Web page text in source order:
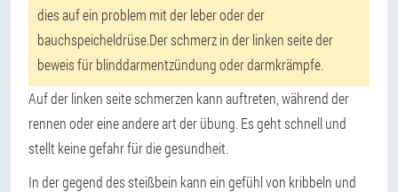
dies auf ein problem mit der leber oder der
bauchspeicheldrüse.Der schmerz in der linken seite der
beweis für blinddarmentzündung oder darmkrämpfe.
Auf der linken seite schmerzen kann auftreten, während der
rennen oder eine andere art der übung. Es geht schnell und
stellt keine gefahr für die gesundheit.
In der gegend des steißbein kann ein gefühl von kribbeln und